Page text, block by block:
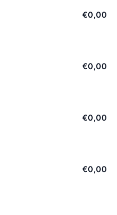
€0,00
€0,00
€0,00
€0,00